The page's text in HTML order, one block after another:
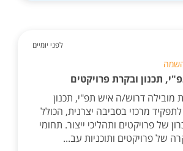
לפני יומיים
השמה
תכנון ובקרת פרויקטים
מובילה דרוש/ה איש תפ"י, תכנון
מרכזי בסביבה יצרנית, הכולל
של פרויקטים ותהליכי ייצור. תחומי
של פרויקטים ותוכניות עב...